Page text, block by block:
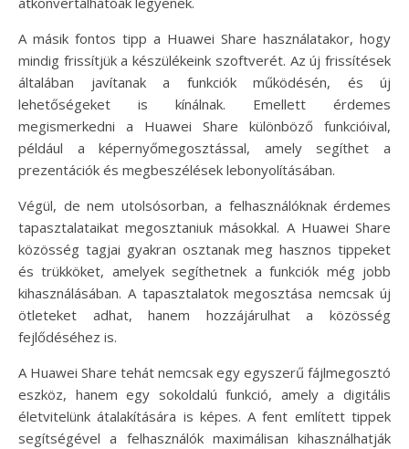
A másik fontos tipp a Huawei Share használatakor, hogy
mindig frissítjük a készülékeink szoftverét. Az új frissítések
általában javítanak a funkciók működésén, és új
lehetőségeket is kínálnak. Emellett érdemes
megismerkedni a Huawei Share különböző funkcióival,
például a képernyőmegosztással, amely segíthet a
prezentációk és megbeszélések lebonyolításában.
Végül, de nem utolsósorban, a felhasználóknak érdemes
tapasztalataikat megosztaniuk másokkal. A Huawei Share
közösség tagjai gyakran osztanak meg hasznos tippeket
és trükköket, amelyek segíthetnek a funkciók még jobb
kihasználásában. A tapasztalatok megosztása nemcsak új
ötleteket adhat, hanem hozzájárulhat a közösség
fejlődéséhez is.
A Huawei Share tehát nemcsak egy egyszerű fájlmegosztó
eszköz, hanem egy sokoldalú funkció, amely a digitális
életvitelünk átalakítására is képes. A fent említett tippek
segítségével a felhasználók maximálisan kihasználhatják